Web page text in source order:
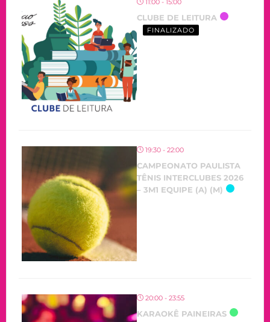
11:00 - 15:00
CLUBE DE LEITURA
FINALIZADO
19:30 - 22:00
CAMPEONATO PAULISTA
TÊNIS INTERCLUBES 2026
– 3M1 EQUIPE (A) (M)
20:00 - 23:55
KARAOKÊ PAINEIRAS